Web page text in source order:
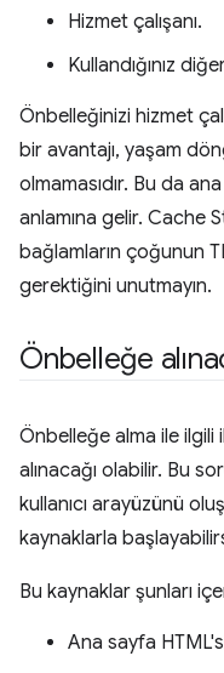
Hizmet çalışanı.
Kullandığınız
Önbelleğinizi hizmet
bir avantajı, yaşam
olmamasıdır. Bu da
anlamına gelir. Cache
bağlamların çoğunun
gerektiğini unutmayın.
Önbelleğe
Önbelleğe alma ile
alınacağı olabilir. Bu
kullanıcı arayüzünü
kaynaklarla
Bu kaynaklar şunları
Ana sayfa